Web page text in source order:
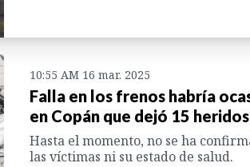
10:55 AM 16 mar. 2025
Falla en los frenos habría
en Copán que dejó 15 heridos
Hasta el momento, no se ha
las víctimas ni su estado de salud.